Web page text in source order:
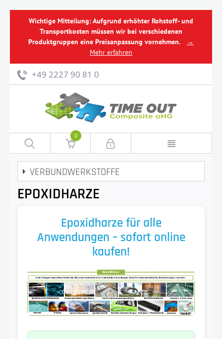
Wichtige Mitteilung: Aufgrund erhöhter Rohstoff- und
Transportkosten müssen wir bei verschiedenen
Produktgruppen eine Preisanpassung vornehmen.
→
Mehr erfahren
+49 2227 90 81 0
0
VERBUNDWERKSTOFFE
EPOXIDHARZE
Epoxidharze für alle
Anwendungen – sofort online
kaufen!